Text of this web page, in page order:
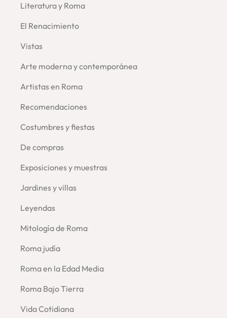
Literatura y Roma
El Renacimiento
Vistas
Arte moderna y contemporánea
Artistas en Roma
Recomendaciones
Costumbres y fiestas
De compras
Exposiciones y muestras
Jardines y villas
Leyendas
Mitología de Roma
Roma judía
Roma en la Edad Media
Roma Bajo Tierra
Vida Cotidiana